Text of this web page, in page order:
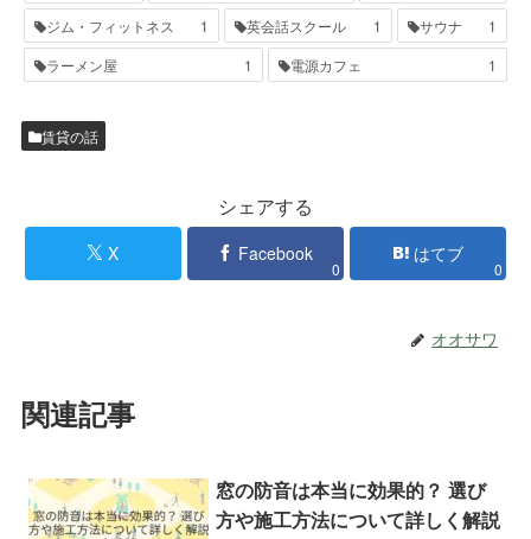
ジム・フィットネス 1 英会話スクール 1 サウナ
1
ラーメン屋
1 電源カフェ 1
賃貸の話
シェアする
X Facebook
0
はてブ
0
オオサワ
関連記事
窓の防音は本当に効果的？ 選び
方や施工方法について詳しく解説